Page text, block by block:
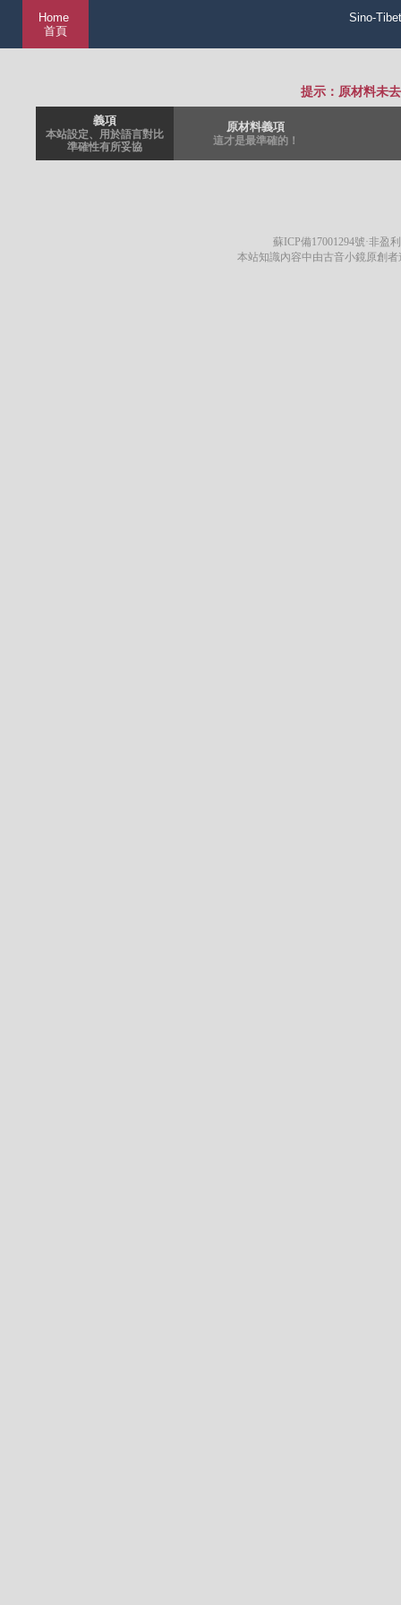
Home
首頁
Sino-
提示：原材料未
義項
本站設定、用於語言對比
準確性有所妥協
原材料義項
這才是最準確的！
蘇ICP備17001294號·非盈
本站知識內容中由古音小鏡原創